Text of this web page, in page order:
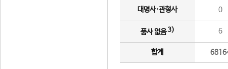
대명사·관형사 0
품사 없음3) 6
합계